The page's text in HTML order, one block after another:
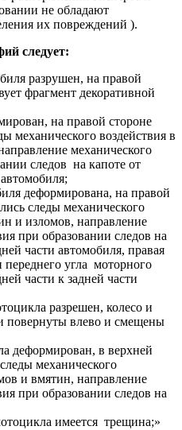
не обладают
их повреждений ).
следует:
разрушен, на правой
фрагмент декоративной
на правой стороне
механического воздействия в
механического
следов на капоте от
деформирована, на правой
следы механического
и изломов, направление
при образовании следов на
части автомобиля, правая
угла моторного
части к задней части
разрешен, колесо и
повернуты влево и смещены
деформирован, в верхней
механического
и вмятин, направление
при образовании следов на
имеется трещина;»